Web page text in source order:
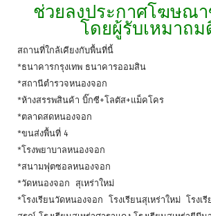
ช่วยลงประกาศโฆษณ
โดยผู้รับเหมาถ
สถานที่ใกล้เคียงกับพื้นที่นี้
*ธนาคารกรุงเทพ ธนาคารออมสิน
*สถานีตำรวจหนองจอก
*ห้างสรรพสินค้า บิ๊กซี+โลตัส+แม็คโคร
*ตลาดสดหนองจอก
*ขนส่งพื้นที่ 4
*โรงพยาบาลหนองจอก
*สนามฟุตซอลหนองจอก
*วัดหนองจอก สุเหร่าใหม่
*โรงเรียนวัดหนองจอก โรงเรียนสุเหร่าใหม่ โรงเ